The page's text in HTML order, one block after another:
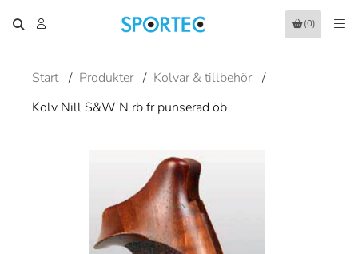
(0)
Start / Produkter / Kolvar & tillbehör /
Kolv Nill S&W N rb fr punserad öb